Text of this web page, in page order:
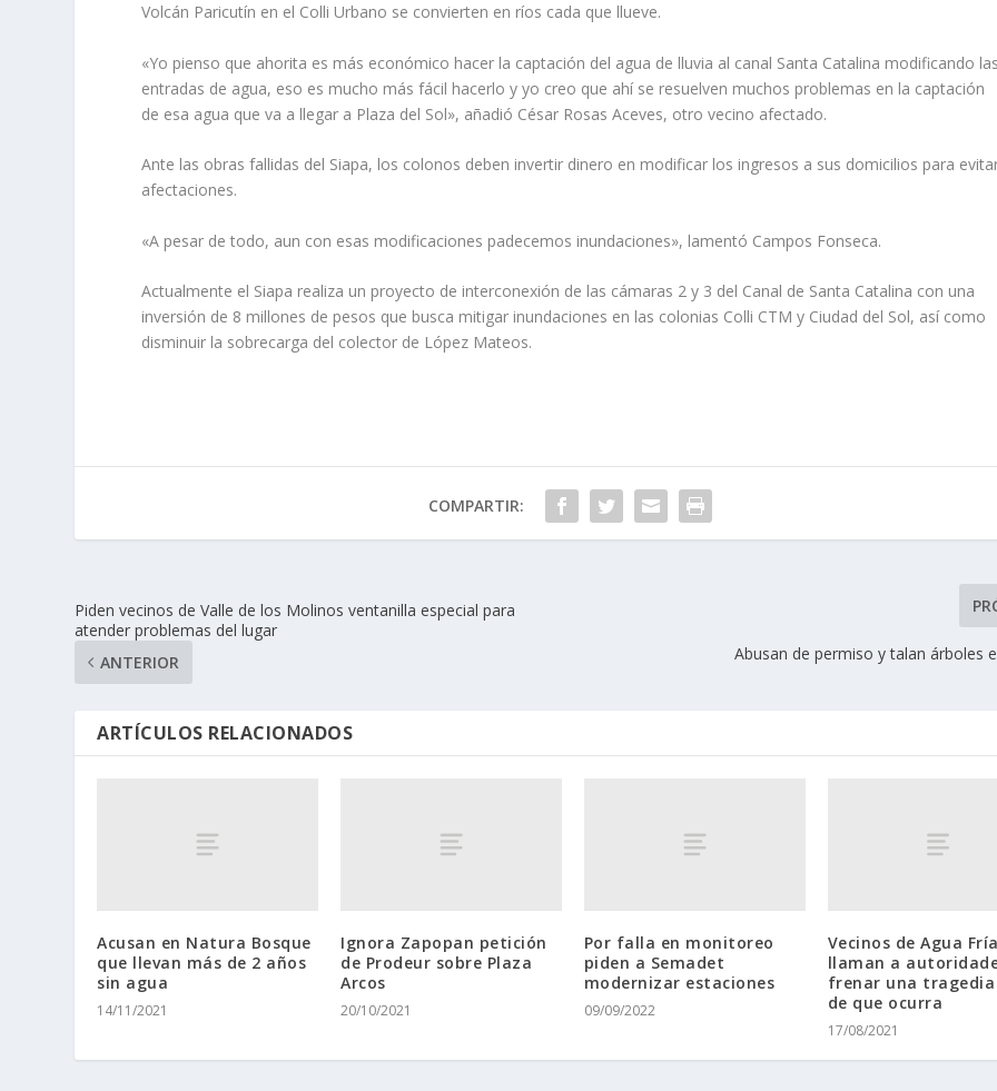
Volcán Paricutín en el Colli Urbano se convierten en ríos cada que llueve.
«Yo pienso que ahorita es más económico hacer la captación del agua de lluvia al canal Santa Catalina modificando
entradas de agua, eso es mucho más fácil hacerlo y yo creo que ahí se resuelven muchos problemas en la captación
de esa agua que va a llegar a Plaza del Sol», añadió César Rosas Aceves, otro vecino afectado.
Ante las obras fallidas del Siapa, los colonos deben invertir dinero en modificar los ingresos a sus domicilios para
afectaciones.
«A pesar de todo, aun con esas modificaciones padecemos inundaciones», lamentó Campos Fonseca.
Actualmente el Siapa realiza un proyecto de interconexión de las cámaras 2 y 3 del Canal de Santa Catalina con una
inversión de 8 millones de pesos que busca mitigar inundaciones en las colonias Colli CTM y Ciudad del Sol, así como
disminuir la sobrecarga del colector de López Mateos.
COMPARTIR:
Piden vecinos de Valle de los Molinos ventanilla especial para
atender problemas del lugar
ANTERIOR
Abusan de permiso y talan árboles
ARTÍCULOS RELACIONADOS
Acusan en Natura Bosque
que llevan más de 2 años
sin agua
14/11/2021
Ignora Zapopan petición
de Prodeur sobre Plaza
Arcos
20/10/2021
Por falla en monitoreo
piden a Semadet
modernizar estaciones
09/09/2022
Vecinos de Agua
llaman a
frenar una
de que ocurra
17/08/2021